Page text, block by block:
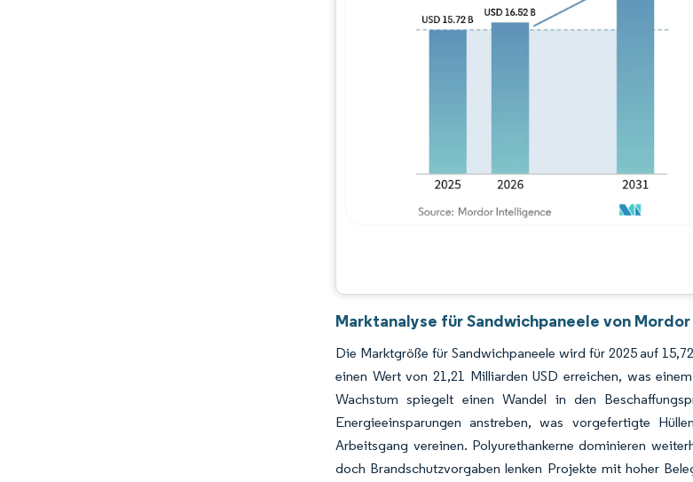
Bild © Mordor Intelligence.
Marktanalyse für Sandwichpaneele von
Die Marktgröße für Sandwichpaneele wird für 2025 auf
einen Wert von 21,21 Milliarden USD erreichen, was
Wachstum spiegelt einen Wandel in den
Energieeinsparungen anstreben, was vorgefertigte
Arbeitsgang vereinen. Polyurethankerne dominieren
doch Brandschutzvorgaben lenken Projekte mit hoher